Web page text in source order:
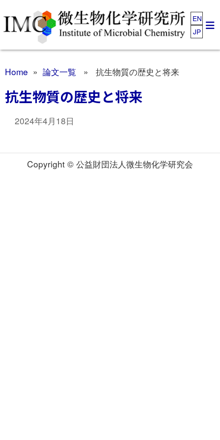
EN
JP
Home » 論文一覧 » 抗生物質の歴史と将来
抗生物質の歴史と将来
2024年4月18日
Copyright © 公益財団法人微生物化学研究会